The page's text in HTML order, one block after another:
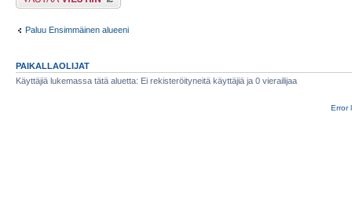
Paluu Ensimmäinen alueeni
PAIKALLAOLIJAT
Käyttäjiä lukemassa tätä aluetta: Ei rekisteröityneitä käyttäjiä ja 0 vierailijaa
Error